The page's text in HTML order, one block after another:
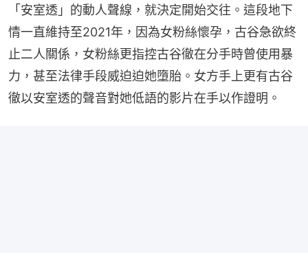
「安室透」的動人聲線，就決定開始交往。這段地下
情一直維持至2021年，因為女粉絲懷孕，古谷急欲終
止二人關係，女粉絲更指控古谷徹在分手時曾使用暴
力，甚至法律手段威迫迫她墮胎。女方手上更有古谷
徹以安室透的聲音對她低語的影片在手以作證明。